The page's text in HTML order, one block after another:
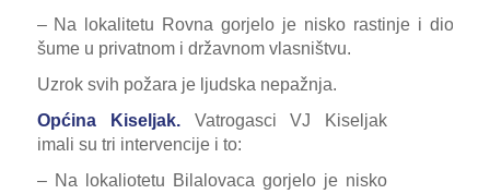
– Na lokalitetu Rovna gorjelo je nisko rastinje i dio
šume u privatnom i državnom vlasništvu.
Uzrok svih požara je ljudska nepažnja.
Općina Kiseljak. Vatrogasci VJ Kiseljak
imali su tri intervencije i to:
– Na lokaliotetu Bilalovaca gorjelo je nisko